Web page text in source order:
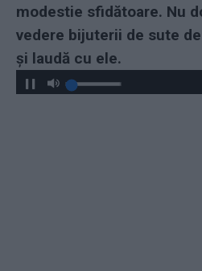
modestie sfidătoare. Nu
vedere bijuterii de sute
și laudă cu ele.